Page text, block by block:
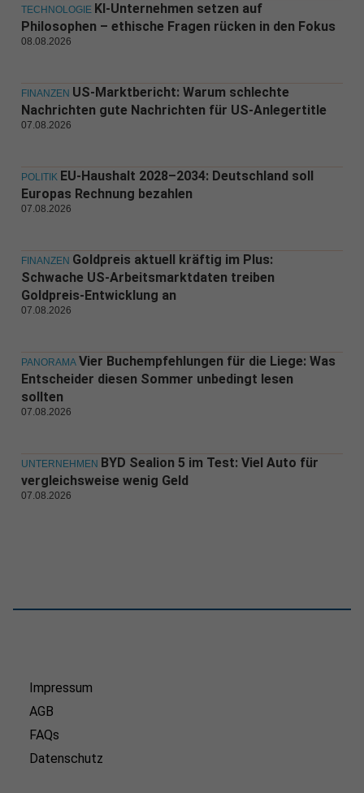
TECHNOLOGIE KI-Unternehmen setzen auf
Philosophen – ethische Fragen rücken in den Fokus
08.08.2026
FINANZEN US-Marktbericht: Warum schlechte
Nachrichten gute Nachrichten für US-Anlegertitle
07.08.2026
POLITIK EU-Haushalt 2028–2034: Deutschland soll
Europas Rechnung bezahlen
07.08.2026
FINANZEN Goldpreis aktuell kräftig im Plus:
Schwache US-Arbeitsmarktdaten treiben
Goldpreis-Entwicklung an
07.08.2026
PANORAMA Vier Buchempfehlungen für die Liege: Was
Entscheider diesen Sommer unbedingt lesen
sollten
07.08.2026
UNTERNEHMEN BYD Sealion 5 im Test: Viel Auto für
vergleichsweise wenig Geld
07.08.2026
Impressum
AGB
FAQs
Datenschutz